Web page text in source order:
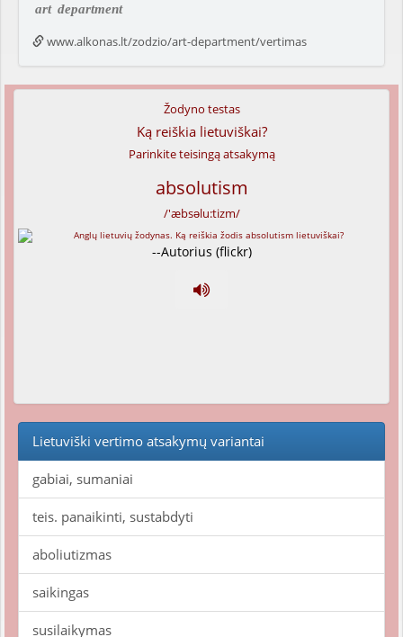
art department
www.alkonas.lt/zodzio/art-department/vertimas
Žodyno testas
Ką reiškia lietuviškai?
Parinkite teisingą atsakymą
absolutism
/'æbsəlu:tizm/
--Autorius (flickr)
Lietuviški vertimo atsakymų variantai
gabiai, sumaniai
teis. panaikinti, sustabdyti
aboliutizmas
saikingas
susilaikymas